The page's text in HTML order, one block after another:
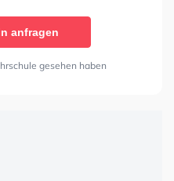
anfragen
gesehen haben